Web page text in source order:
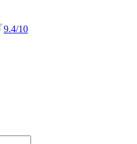
9.4/10